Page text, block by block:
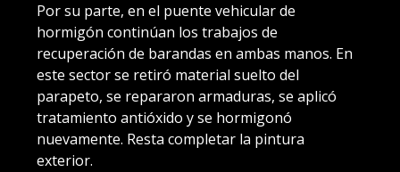
Por su parte, en el puente vehicular de
hormigón continúan los trabajos de
recuperación de barandas en ambas manos. En
este sector se retiró material suelto del
parapeto, se repararon armaduras, se aplicó
tratamiento antióxido y se hormigonó
nuevamente. Resta completar la pintura
exterior.